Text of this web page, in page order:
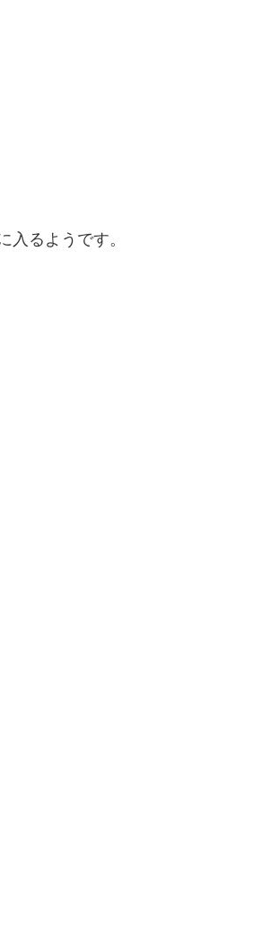
入るようです。